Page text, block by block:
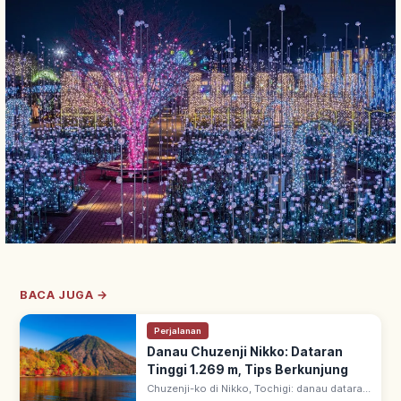
BACA JUGA →
Perjalanan
Danau Chuzenji Nikko: Dataran
Tinggi 1.269 m, Tips Berkunjung
Chuzenji-ko di Nikko, Tochigi: danau dataran